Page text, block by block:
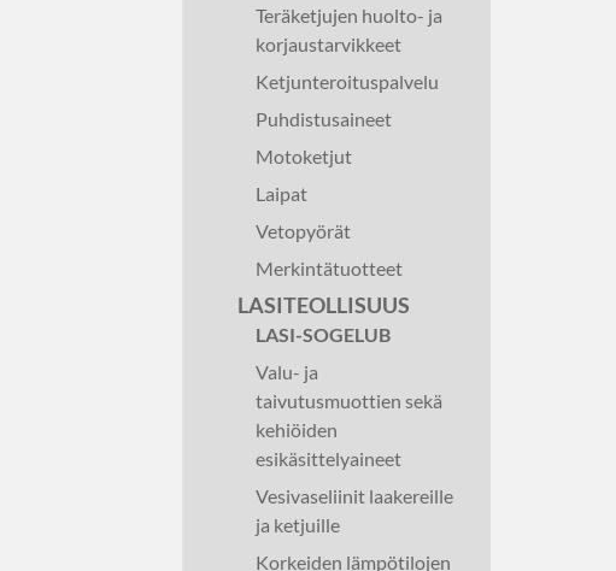
Teräketjujen huolto- ja
korjaustarvikkeet
Ketjunteroituspalvelu
Puhdistusaineet
Motoketjut
Laipat
Vetopyörät
Merkintätuotteet
LASITEOLLISUUS
LASI-SOGELUB
Valu- ja
taivutusmuottien sekä
kehiöiden
esikäsittelyaineet
Vesivaseliinit laakereille
ja ketjuille
Korkeiden lämpötilojen